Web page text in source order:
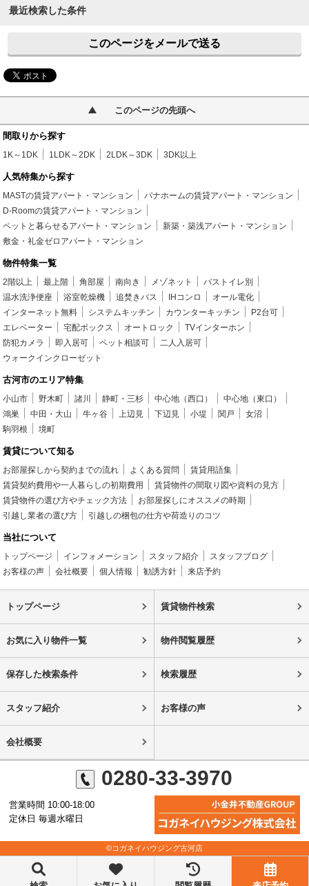
最近検索した条件
このページをメールで送る
このページの先頭へ
間取りから探す
1K～1DK 1LDK～2DK 2LDK～3DK 3DK以上
人気特集から探す
MASTの賃貸アパート・マンション
パナホームの賃貸アパート・マンション
D-Roomの賃貸アパート・マンション
ペットと暮らせるアパート・マンション
新築・築浅アパート・マンション
敷金・礼金ゼロアパート・マンション
物件特集一覧
2階以上 最上階 角部屋 南向き メゾネット
バストイレ別
温水洗浄便座
浴室乾燥機 追焚きバス IHコンロ
オール電化
インターネット無料
システムキッチン カウンターキッチン
P2台可
エレベーター
宅配ボックス オートロック
TVインターホン
防犯カメラ
即入居可 ペット相談可
二人入居可
ウォークインクローゼット
古河市のエリア特集
小山市 野木町 諸川 静町・三杉 中心地（西口）
中心地（東口）
鴻巣
中田・大山 牛ヶ谷 上辺見 下辺見 小堤 関戸
女沼
駒羽根
境町
賃貸について知る
お部屋探しから契約までの流れ よくある質問
賃貸用語集
賃貸契約費用や一人暮らしの初期費用
賃貸物件の間取り図や資料の見方
賃貸物件の選び方やチェック方法
お部屋探しにオススメの時期
引越し業者の選び方
引越しの梱包の仕方や荷造りのコツ
当社について
トップページ インフォメーション スタッフ紹介
スタッフブログ
お客様の声
会社概要 個人情報 勧誘方針 来店予約
トップページ 賃貸物件検索
お気に入り物件一覧 物件閲覧履歴
保存した検索条件 検索履歴
スタッフ紹介 お客様の声
会社概要
0280-33-3970
営業時間 10:00-18:00
定休日 毎週水曜日
©コガネイハウジング古河店